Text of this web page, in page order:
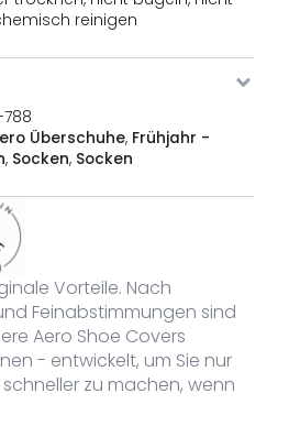
reinigen
788
Überschuhe, Frühjahr -
, Socken, Socken
Vorteile. Nach
Feinabstimmungen sind
Aero Shoe Covers
- entwickelt, um Sie nur
zu machen, wenn
Größe Lager